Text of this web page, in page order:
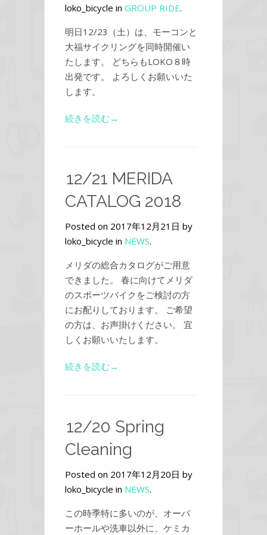
loko_bicycle in GROUP RIDE.
明日12/23（土）は、モーコンと
大福サイクリングを同時開催い
たします。 どちらもLOKO８時
出発です。 よろしくお願いいた
します。
続きを読む→
12/21 MERIDA
CATALOG 2018
Posted on 2017年12月21日 by
loko_bicycle in NEWS.
メリダの総合カタログがご用意
できました。 春に向けてメリダ
のスポーツバイクをご検討の方
にお配りしております。 ご希望
の方は、お声掛けください。 宜
しくお願いいたします。
続きを読む→
12/20 Spring
Cleaning
Posted on 2017年12月20日 by
loko_bicycle in NEWS.
この時季特に多いのが、オーバ
ーホールや洗車以外に、ケミカ